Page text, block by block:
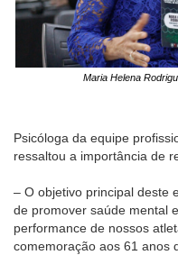
Maria Helena
Psicóloga da equipe
ressaltou a importância de
– O objetivo principal deste
de promover saúde mental
performance de nossos
comemoração aos 61 anos